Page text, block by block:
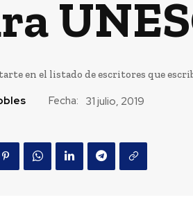
en el listado de escritores que
Fecha: 31 julio, 2019